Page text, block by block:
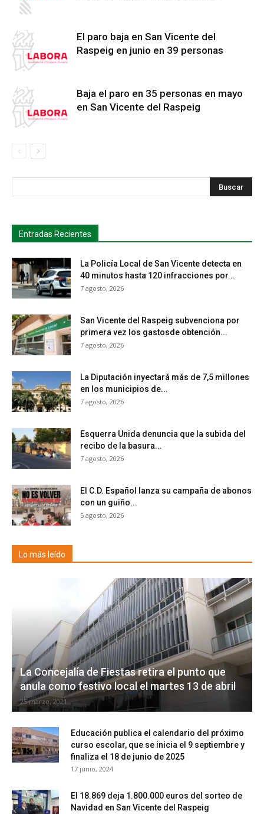
El paro baja en San Vicente del
Raspeig en junio en 39 personas
Baja el paro en 35 personas en mayo
en San Vicente del Raspeig
Entradas Recientes
La Policía Local de San Vicente detecta en
40 minutos hasta 120 infracciones por...
7 agosto, 2026
San Vicente del Raspeig subvenciona por
primera vez los gastosde obtención...
7 agosto, 2026
La Diputación inyectará más de 7,5 millones
en los municipios de...
7 agosto, 2026
Esquerra Unida denuncia que la subida del
recibo de la basura...
7 agosto, 2026
El C.D. Español lanza su campaña de abonos
con un guiño...
5 agosto, 2026
Lo más leído
La Concejalía de Fiestas retira el punto que
anula como festivo local el martes 13 de abril
25 marzo, 2021
Educación publica el calendario del próximo
curso escolar, que se inicia el 9 septiembre y
finaliza el 18 de junio de 2025
17 junio, 2024
El 18.869 deja 1.800.000 euros del sorteo de
Navidad en San Vicente del Raspeig